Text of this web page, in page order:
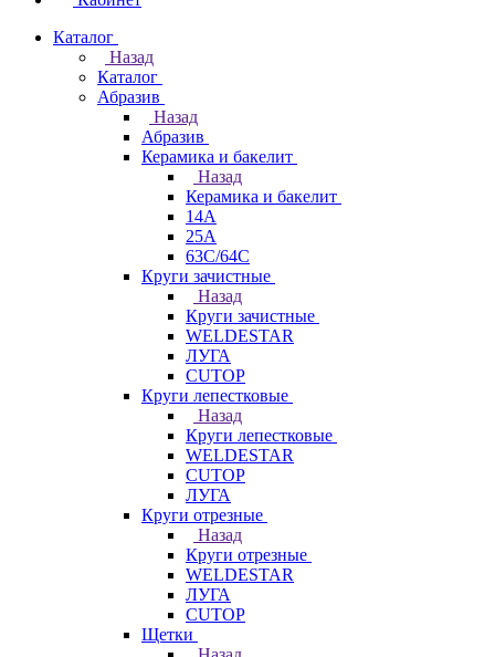
Каталог
Назад
Каталог
Абразив
Назад
Абразив
Керамика и бакелит
Назад
Керамика и бакелит
14А
25А
63С/64С
Круги зачистные
Назад
Круги зачистные
WELDESTAR
ЛУГА
CUTOP
Круги лепестковые
Назад
Круги лепестковые
WELDESTAR
CUTOP
ЛУГА
Круги отрезные
Назад
Круги отрезные
WELDESTAR
ЛУГА
CUTOP
Щетки